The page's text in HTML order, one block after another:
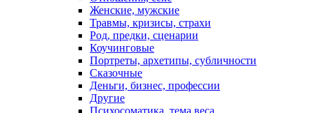
Женские, мужские
Травмы, кризисы, страхи
Род, предки, сценарии
Коучинговые
Портреты, архетипы, субличности
Сказочные
Деньги, бизнес, профессии
Другие
Психосоматика, тема веса